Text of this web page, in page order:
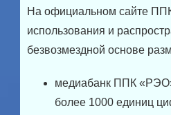
На официальном сайте
использования и
безвозмездной основе
медиабанк ППК
более 1000 единиц